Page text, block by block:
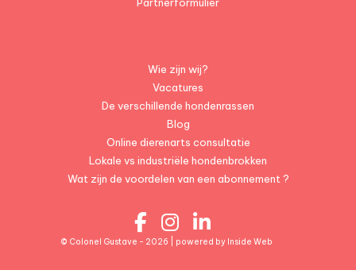
Partnerformulier
Wie zijn wij?
Vacatures
De verschillende hondenrassen
Blog
Online dierenarts consultatie
Lokale vs industriële hondenbrokken
Wat zijn de voordelen van een abonnement ?
© Colonel Gustave - 2026 | powered by Inside Web